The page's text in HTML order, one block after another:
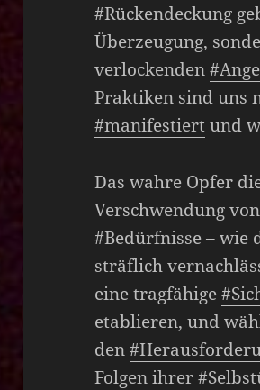
#Rückendeckung
Überzeugung,
verlockenden
Praktiken sind uns
#manifestiertund
Das wahre Opfer
Verschwendung
#Bedürfnisse – wie
sträflich
eine tragfähige
etablieren, und
den
Folgen ihrer